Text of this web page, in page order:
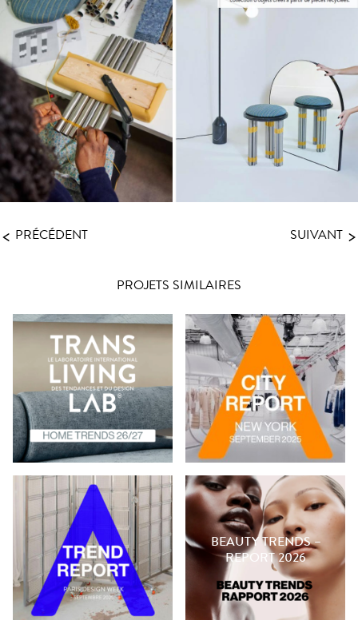
< PRÉCÉDENT SUIVANT >
PROJETS SIMILAIRES
BEAUTY TRENDS –
REPORT 2026